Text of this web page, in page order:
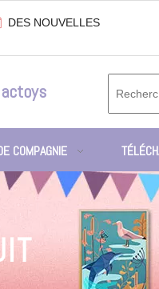
DES NOUVELLES
COMPAGNIE